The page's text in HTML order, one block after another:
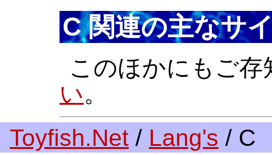
C 関連の主なサ
このほかにもご存
い。
Toyfish.Net / Lang's / C